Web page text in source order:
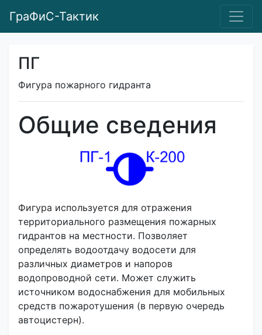
ГраФиС-Тактик
ПГ
Фигура пожарного гидранта
Общие сведения
Фигура используется для отражения
территориального размещения пожарных
гидрантов на местности. Позволяет
определять водоотдачу водосети для
различных диаметров и напоров
водопроводной сети. Может служить
источником водоснабжения для мобильных
средств пожаротушения (в первую очередь
автоцистерн).